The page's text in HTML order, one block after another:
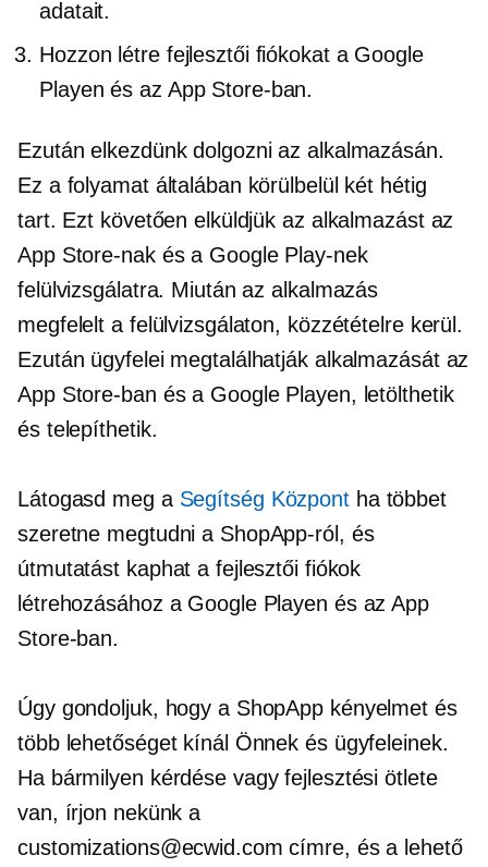
adatait.
Hozzon létre fejlesztői fiókokat a Google
Playen és az App Store-ban.
Ezután elkezdünk dolgozni az alkalmazásán.
Ez a folyamat általában körülbelül két hétig
tart. Ezt követően elküldjük az alkalmazást az
App Store-nak és a Google Play-nek
felülvizsgálatra. Miután az alkalmazás
megfelelt a felülvizsgálaton, közzétételre kerül.
Ezután ügyfelei megtalálhatják alkalmazását az
App Store-ban és a Google Playen, letölthetik
és telepíthetik.
Látogasd meg a Segítség Központha többet
szeretne megtudni a ShopApp-ról, és
útmutatást kaphat a fejlesztői fiókok
létrehozásához a Google Playen és az App
Store-ban.
Úgy gondoljuk, hogy a ShopApp kényelmet és
több lehetőséget kínál Önnek és ügyfeleinek.
Ha bármilyen kérdése vagy fejlesztési ötlete
van, írjon nekünk a
customizations@ecwid.com címre, és a lehető